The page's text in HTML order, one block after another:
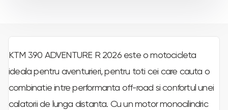
KTM 390 ADVENTURE R 2026 este o motocicleta
ideala pentru aventurieri, pentru toti cei care cauta o
combinatie intre performanta off-road si confortul unei
calatorii de lunga distanta. Cu un motor monocilindric